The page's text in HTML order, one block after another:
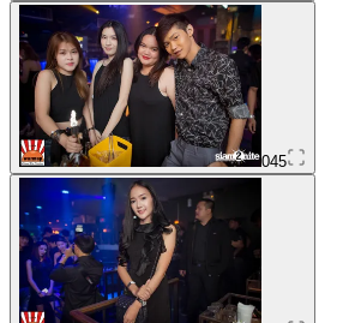
045